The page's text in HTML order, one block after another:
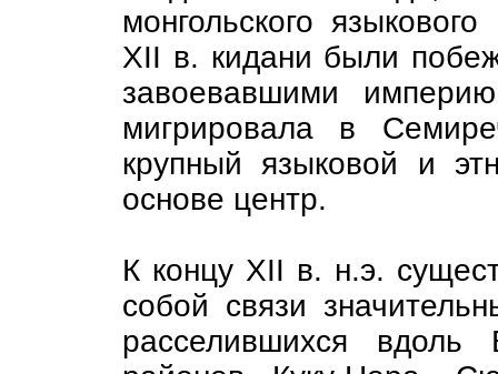
монгольского
XII в. кидани были
завоевавшими
мигрировала в
крупный языковой и
основе центр.
К концу XII в. н.э.
собой связи
расселившихся вдоль